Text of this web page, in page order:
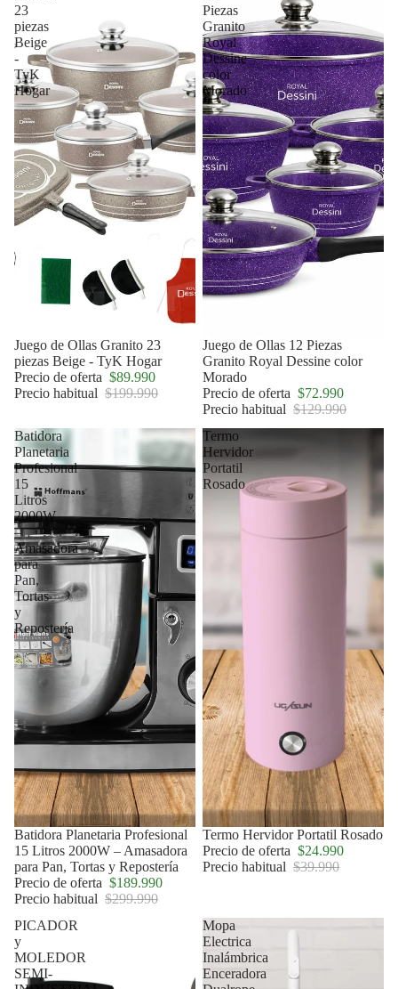
23
piezas
Beige
-
TyK
Hogar
Oferta
Juego de Ollas Granito 23
piezas Beige - TyK Hogar
Precio de oferta $89.990
Precio habitual $199.990
Piezas
Granito
Royal
Dessine
color
Morado
Oferta
Juego de Ollas 12 Piezas
Granito Royal Dessine color
Morado
Precio de oferta $72.990
Precio habitual $129.990
Batidora
Planetaria
Profesional
15
Litros
2000W
–
Amasadora
para
Pan,
Tortas
y
Repostería
Agotado
Batidora Planetaria Profesional
15 Litros 2000W – Amasadora
para Pan, Tortas y Repostería
Precio de oferta $189.990
Precio habitual $299.990
Termo
Hervidor
Portatil
Rosado
Oferta
Termo Hervidor Portatil Rosado
Precio de oferta $24.990
Precio habitual $39.990
PICADOR
y
MOLEDOR
SEMI-
Mopa
Electrica
Inalámbrica
Enceradora